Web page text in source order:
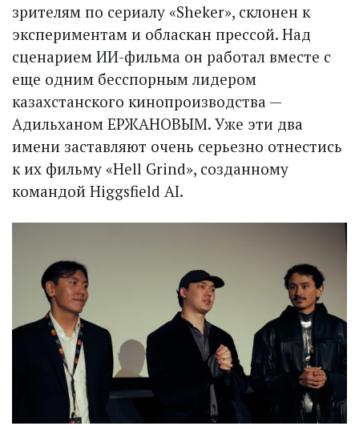
зрителям по сериалу «Sheker», склонен к
экспериментам и обласкан прессой. Над
сценарием ИИ-фильма он работал вместе с
еще одним бесспорным лидером
казахстанского кинопроизводства —
Адильханом ЕРЖАНОВЫМ. Уже эти два
имени заставляют очень серьезно отнестись
к их фильму «Hell Grind», созданному
командой Higgsfield AI.